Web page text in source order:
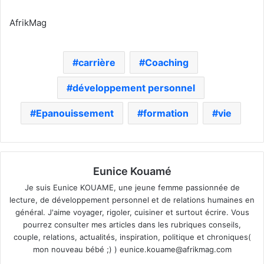
AfrikMag
carrière Coaching
développement personnel
Epanouissement formation vie
Eunice Kouamé
Je suis Eunice KOUAME, une jeune femme passionnée de
lecture, de développement personnel et de relations humaines en
général. J'aime voyager, rigoler, cuisiner et surtout écrire. Vous
pourrez consulter mes articles dans les rubriques conseils,
couple, relations, actualités, inspiration, politique et chroniques(
mon nouveau bébé ;) ) eunice.kouame@afrikmag.com